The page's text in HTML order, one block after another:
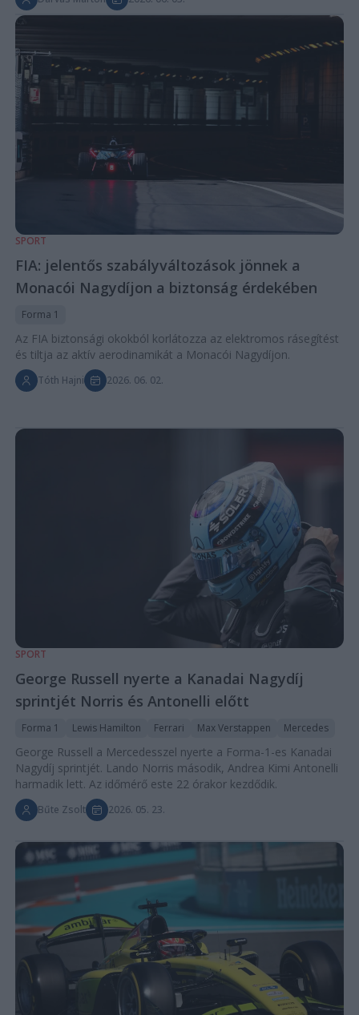
SPORT
FIA: jelentős szabályváltozások jönnek a
Monacói Nagydíjon a biztonság érdekében
Forma 1
Az FIA biztonsági okokból korlátozza az elektromos rásegítést
és tiltja az aktív aerodinamikát a Monacói Nagydíjon.
Tóth Hajni 2026. 06. 02.
SPORT
George Russell nyerte a Kanadai Nagydíj
sprintjét Norris és Antonelli előtt
Forma 1 Lewis Hamilton Ferrari Max Verstappen Mercedes
George Russell a Mercedesszel nyerte a Forma-1-es Kanadai
Nagydíj sprintjét. Lando Norris második, Andrea Kimi Antonelli
harmadik lett. Az időmérő este 22 órakor kezdődik.
Bűte Zsolt 2026. 05. 23.